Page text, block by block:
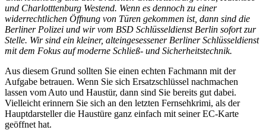
und Charlotttenburg Westend. Wenn es dennoch zu einer
widerrechtlichen Öffnung von Türen gekommen ist, dann sind die
Berliner Polizei und wir vom BSD Schlüsseldienst Berlin sofort zur
Stelle. Wir sind ein kleiner, alteingesessener Berliner Schlüsseldienst
mit dem Fokus auf moderne Schließ- und Sicherheitstechnik.
Aus diesem Grund sollten Sie einen echten Fachmann mit der
Aufgabe betrauen. Wenn Sie sich Ersatzschlüssel nachmachen
lassen vom Auto und Haustür, dann sind Sie bereits gut dabei.
Vielleicht erinnern Sie sich an den letzten Fernsehkrimi, als der
Hauptdarsteller die Haustüre ganz einfach mit seiner EC-Karte
geöffnet hat.